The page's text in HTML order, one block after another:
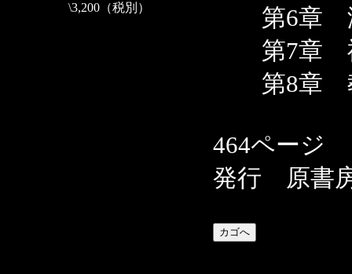
\3,200（税別）
第6章 浄
第7章 禅
第8章 教
464ページ
発行 原書